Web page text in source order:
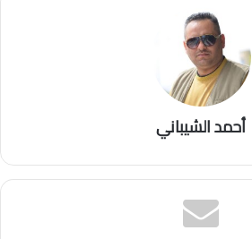
أحمد الشيباني